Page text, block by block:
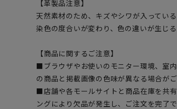
【革製品注意】
天然素材のため、キズやシワが入ってい
染色の度合いが変わり、色の違いが生じる
【商品に関するご注意】
■ブラウザやお使いのモニター環境、室
の商品と掲載画像の色味が異なる場合がご
■店舗や各モールサイトと商品在庫を共
ングにより欠品が発生し、ご注文を完了